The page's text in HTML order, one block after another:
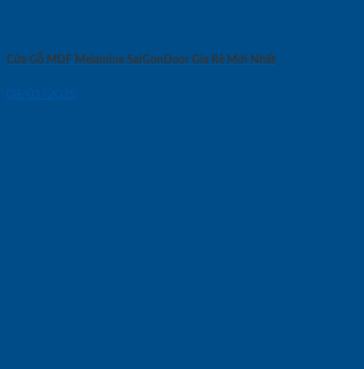
Cửa Gỗ MDF Melamine SaiGonDoor Gía Rẻ Mới Nhất
08/01/2025